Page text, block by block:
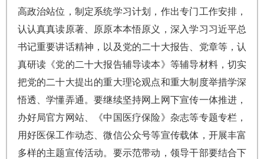
高政治站位，制定系统学习计划，作出专门工作安排，
认认真真读原著、原原本本悟原义，深入学习习近平总
书记重要讲话精神，以及党的二十大报告、党章等，认
真研读《党的二十大报告辅导读本》等辅导材料，切实
把党的二十大提出的重大理论观点和重大制度举措学深
悟透、学懂弄通。要继续坚持网上网下宣传一体推进，
办好局官方网站、《中国医疗保险》杂志等专题专栏，
用好医保工作动态、微信公众号等宣传载体，开展丰富
多样的主题宣传活动。要示范带动，领导干部要结合下